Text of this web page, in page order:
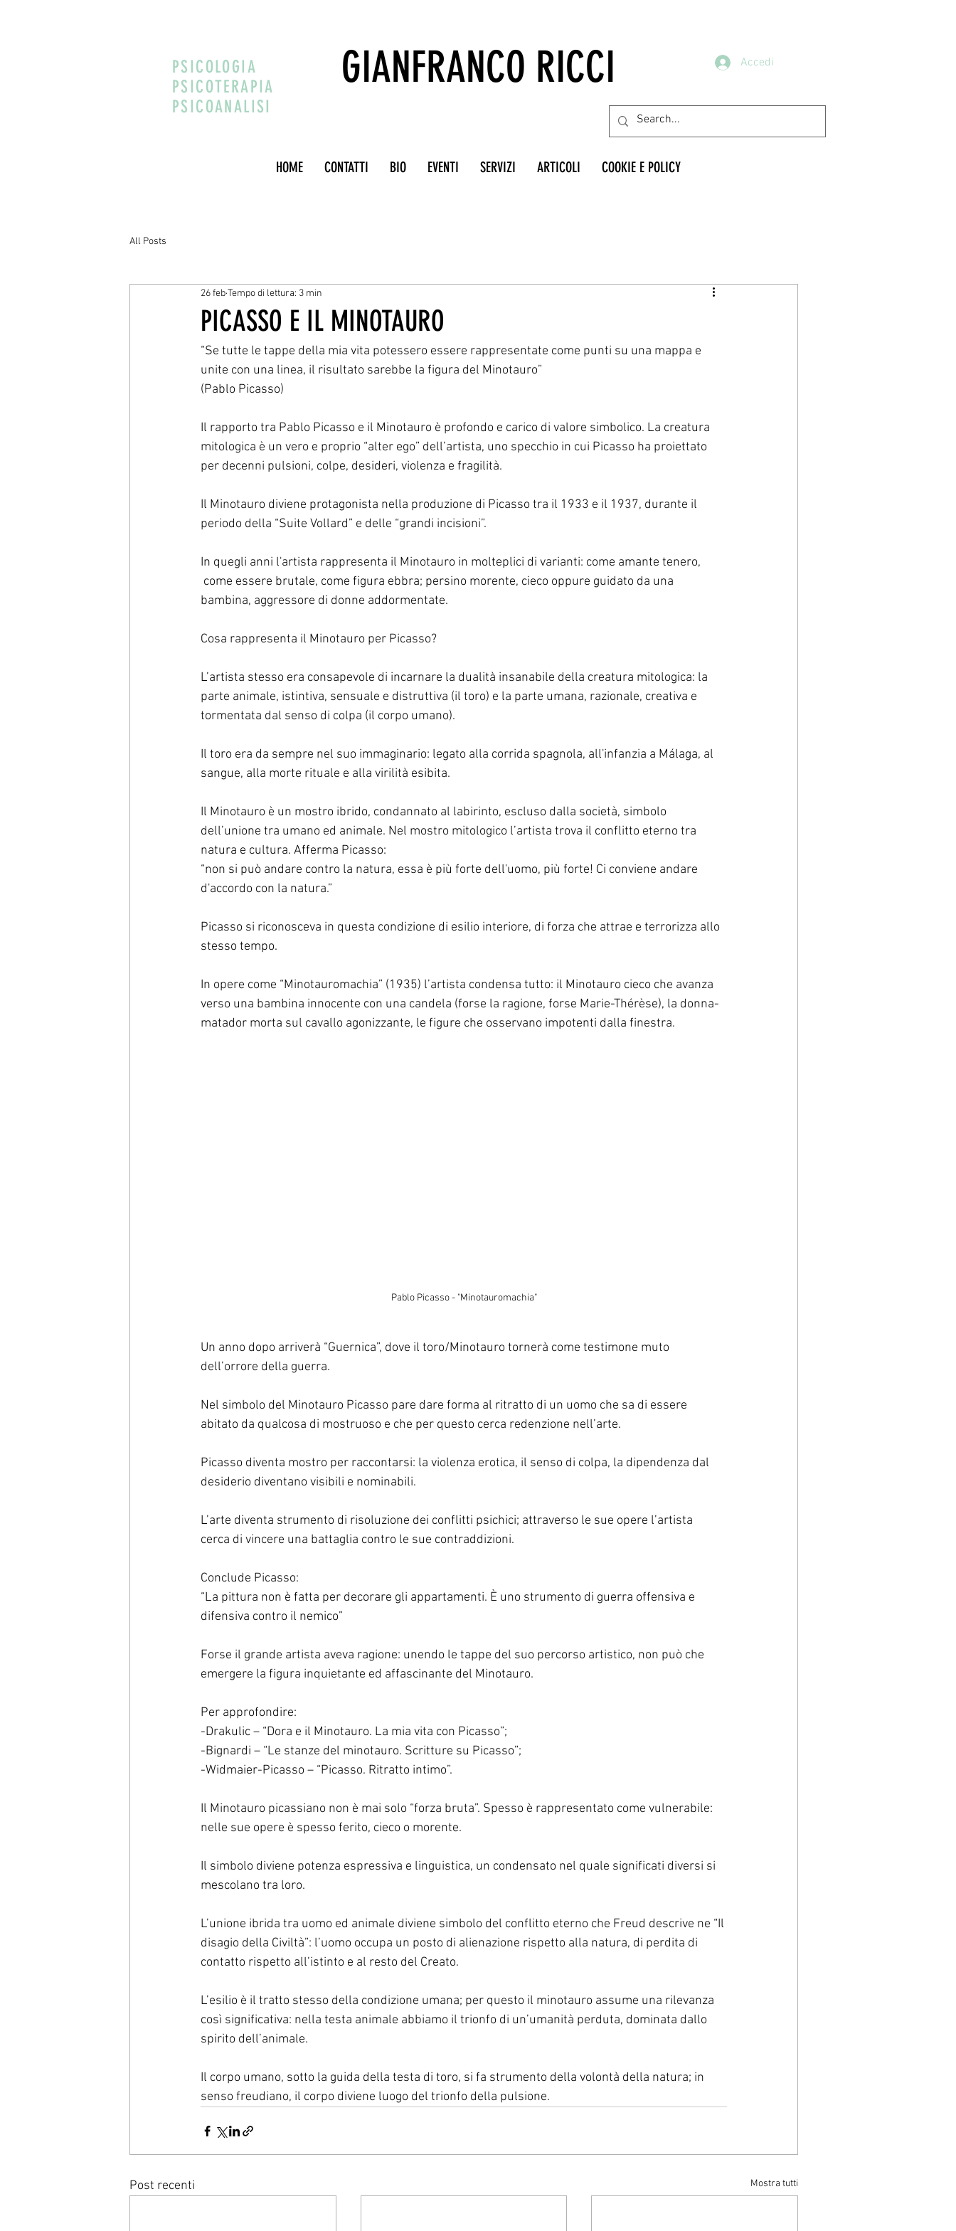
PSICOLOGIA
PSICOTERAPIA
PSICOANALISI
GIANFRANCO RICCI Accedi
HOME CONTATTI BIO EVENTI SERVIZI ARTICOLI COOKIE E POLICY
All Posts
PICASSO E IL MINOTAURO
26 febTempo di lettura: 3 min
“Se tutte le tappe della mia vita potessero essere rappresentate come punti su una mappa e
unite con una linea, il risultato sarebbe la figura del Minotauro”
(Pablo Picasso)
Il rapporto tra Pablo Picasso e il Minotauro è profondo e carico di valore simbolico. La creatura
mitologica è un vero e proprio “alter ego” dell’artista, uno specchio in cui Picasso ha proiettato
per decenni pulsioni, colpe, desideri, violenza e fragilità.
Il Minotauro diviene protagonista nella produzione di Picasso tra il 1933 e il 1937, durante il
periodo della “Suite Vollard” e delle “grandi incisioni”.
In quegli anni l'artista rappresenta il Minotauro in molteplici di varianti: come amante tenero,
come essere brutale, come figura ebbra; persino morente, cieco oppure guidato da una
bambina, aggressore di donne addormentate.
Cosa rappresenta il Minotauro per Picasso?
L’artista stesso era consapevole di incarnare la dualità insanabile della creatura mitologica: la
parte animale, istintiva, sensuale e distruttiva (il toro) e la parte umana, razionale, creativa e
tormentata dal senso di colpa (il corpo umano).
Il toro era da sempre nel suo immaginario: legato alla corrida spagnola, all'infanzia a Málaga, al
sangue, alla morte rituale e alla virilità esibita.
Il Minotauro è un mostro ibrido, condannato al labirinto, escluso dalla società, simbolo
dell’unione tra umano ed animale. Nel mostro mitologico l’artista trova il conflitto eterno tra
natura e cultura. Afferma Picasso:
“non si può andare contro la natura, essa è più forte dell'uomo, più forte! Ci conviene andare
d'accordo con la natura.”
Picasso si riconosceva in questa condizione di esilio interiore, di forza che attrae e terrorizza allo
stesso tempo.
In opere come “Minotauromachia” (1935) l’artista condensa tutto: il Minotauro cieco che avanza
verso una bambina innocente con una candela (forse la ragione, forse Marie-Thérèse), la donna-
matador morta sul cavallo agonizzante, le figure che osservano impotenti dalla finestra.
Pablo Picasso - "Minotauromachia"
Un anno dopo arriverà “Guernica”, dove il toro/Minotauro tornerà come testimone muto
dell’orrore della guerra.
Nel simbolo del Minotauro Picasso pare dare forma al ritratto di un uomo che sa di essere
abitato da qualcosa di mostruoso e che per questo cerca redenzione nell’arte.
Picasso diventa mostro per raccontarsi: la violenza erotica, il senso di colpa, la dipendenza dal
desiderio diventano visibili e nominabili.
L’arte diventa strumento di risoluzione dei conflitti psichici; attraverso le sue opere l’artista
cerca di vincere una battaglia contro le sue contraddizioni.
Conclude Picasso:
“La pittura non è fatta per decorare gli appartamenti. È uno strumento di guerra offensiva e
difensiva contro il nemico”
Forse il grande artista aveva ragione: unendo le tappe del suo percorso artistico, non può che
emergere la figura inquietante ed affascinante del Minotauro.
Per approfondire:
-Drakulic – “Dora e il Minotauro. La mia vita con Picasso”;
-Bignardi – “Le stanze del minotauro. Scritture su Picasso”;
-Widmaier-Picasso – “Picasso. Ritratto intimo”.
Il Minotauro picassiano non è mai solo “forza bruta”. Spesso è rappresentato come vulnerabile:
nelle sue opere è spesso ferito, cieco o morente.
Il simbolo diviene potenza espressiva e linguistica, un condensato nel quale significati diversi si
mescolano tra loro.
L’unione ibrida tra uomo ed animale diviene simbolo del conflitto eterno che Freud descrive ne “Il
disagio della Civiltà”: l’uomo occupa un posto di alienazione rispetto alla natura, di perdita di
contatto rispetto all’istinto e al resto del Creato.
L’esilio è il tratto stesso della condizione umana; per questo il minotauro assume una rilevanza
così significativa: nella testa animale abbiamo il trionfo di un’umanità perduta, dominata dallo
spirito dell’animale.
Il corpo umano, sotto la guida della testa di toro, si fa strumento della volontà della natura; in
senso freudiano, il corpo diviene luogo del trionfo della pulsione.
Post recenti Mostra tutti